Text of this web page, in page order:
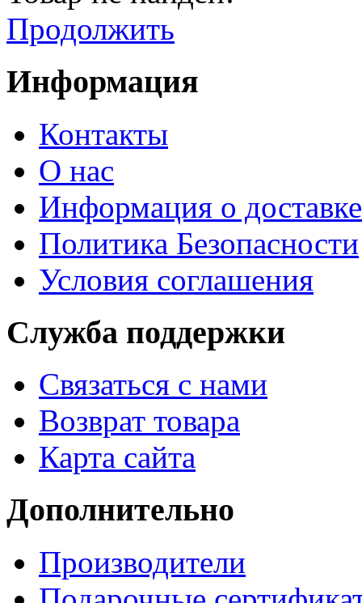
Продолжить
Информация
Контакты
О нас
Информация о доставке
Политика Безопасности
Условия соглашения
Служба поддержки
Связаться с нами
Возврат товара
Карта сайта
Дополнительно
Производители